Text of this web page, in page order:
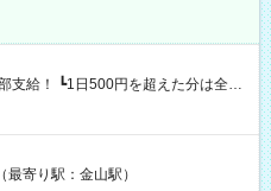
自己負担となります ★日払い
その日に現金GET♪ お仕事後はコン
寄り駅：金山駅）